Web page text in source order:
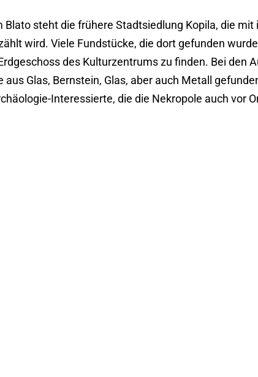
steht die frühere Stadtsiedlung Kopila, die
wird. Viele Fundstücke, die dort gefunden
des Kulturzentrums zu finden. Bei den
Glas, Bernstein, Glas, aber auch Metall
Interessierte, die die Nekropole auch vor